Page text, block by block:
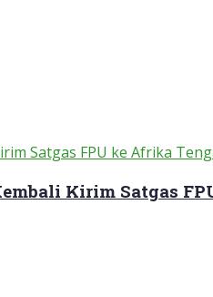
Kirim Satgas